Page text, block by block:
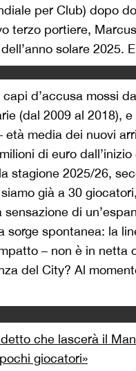
per Club) dopo
terzo portiere,
solare 2025.
d’accusa mossi
(dal 2009 al 2018),
età media dei nuovi
di euro
stagione 2025/26,
già a 30
sensazione di
sorge spontanea: la
– non è in netta
del City? Al
che lascerà il
giocatori»